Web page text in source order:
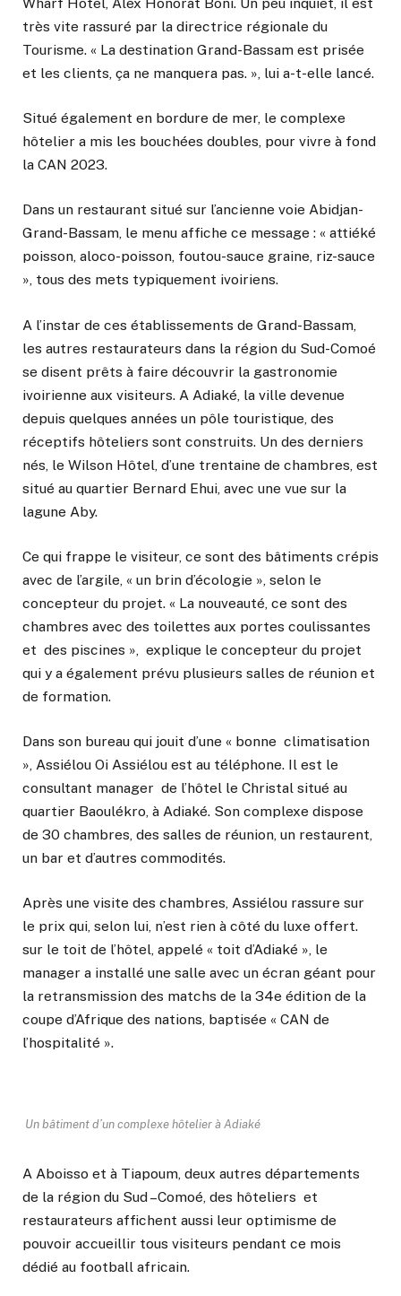
très vite rassuré par la directrice régionale du
Tourisme. « La destination Grand-Bassam est prisée
et les clients, ça ne manquera pas. », lui a-t-elle lancé.
Situé également en bordure de mer, le complexe
hôtelier a mis les bouchées doubles, pour vivre à fond
la CAN 2023.
Dans un restaurant situé sur l’ancienne voie Abidjan-
Grand-Bassam, le menu affiche ce message : « attiéké
poisson, aloco-poisson, foutou-sauce graine, riz-sauce
», tous des mets typiquement ivoiriens.
A l’instar de ces établissements de Grand-Bassam,
les autres restaurateurs dans la région du Sud-Comoé
se disent prêts à faire découvrir la gastronomie
ivoirienne aux visiteurs. A Adiaké, la ville devenue
depuis quelques années un pôle touristique, des
réceptifs hôteliers sont construits. Un des derniers
nés, le Wilson Hôtel, d’une trentaine de chambres, est
situé au quartier Bernard Ehui, avec une vue sur la
lagune Aby.
Ce qui frappe le visiteur, ce sont des bâtiments crépis
avec de l’argile, « un brin d’écologie », selon le
concepteur du projet. « La nouveauté, ce sont des
chambres avec des toilettes aux portes coulissantes
et des piscines », explique le concepteur du projet
qui y a également prévu plusieurs salles de réunion et
de formation.
Dans son bureau qui jouit d’une « bonne climatisation
», Assiélou Oi Assiélou est au téléphone. Il est le
consultant manager de l’hôtel le Christal situé au
quartier Baoulékro, à Adiaké. Son complexe dispose
de 30 chambres, des salles de réunion, un restaurent,
un bar et d’autres commodités.
Après une visite des chambres, Assiélou rassure sur
le prix qui, selon lui, n’est rien à côté du luxe offert.
sur le toit de l’hôtel, appelé « toit d’Adiaké », le
manager a installé une salle avec un écran géant pour
la retransmission des matchs de la 34e édition de la
coupe d’Afrique des nations, baptisée « CAN de
l’hospitalité ».
Un bâtiment d’un complexe hôtelier à Adiaké
A Aboisso et à Tiapoum, deux autres départements
de la région du Sud –Comoé, des hôteliers et
restaurateurs affichent aussi leur optimisme de
pouvoir accueillir tous visiteurs pendant ce mois
dédié au football africain.